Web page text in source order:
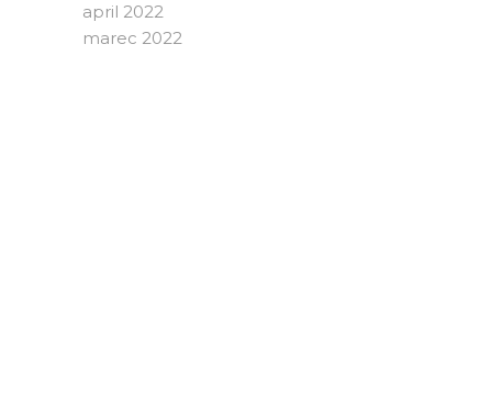
april 2022
marec 2022